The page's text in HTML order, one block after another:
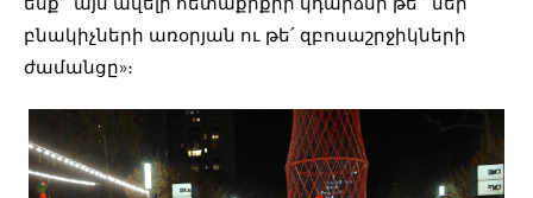
բնակիչների առօրյան ու թե՛ զբոսաշրջիկների
ժամանցը»։